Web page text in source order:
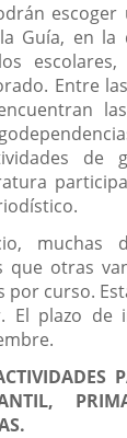
Guía, en
Entre
de
muchas
que otras
por curso.
El plazo de